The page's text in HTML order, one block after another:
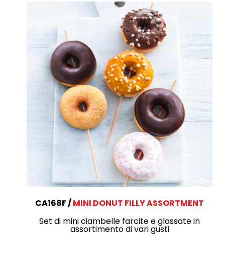
CA168F
MINI DONUT FILLY ASSORTMENT
Set di mini ciambelle farcite e glassate in
assortimento di vari gusti